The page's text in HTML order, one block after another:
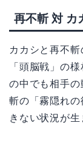
再不斬 対
カカシと再不
「頭脳戦」の
の中でも相手
斬の「霧隠れ
きない状況が生